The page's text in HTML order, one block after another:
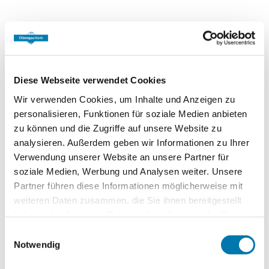
Diese Webseite verwendet Cookies
Wir verwenden Cookies, um Inhalte und Anzeigen zu
personalisieren, Funktionen für soziale Medien anbieten
zu können und die Zugriffe auf unsere Website zu
analysieren. Außerdem geben wir Informationen zu Ihrer
Verwendung unserer Website an unsere Partner für
soziale Medien, Werbung und Analysen weiter. Unsere
Partner führen diese Informationen möglicherweise mit
weiteren Daten zusammen, die Sie ihnen bereitgestellt
Notwendig
Ausstattung &
An- und Abreise
Anreise: 15:00 - 20:00 Abreise: 08:00 - 10:00
Services
Nahverkehr in der Nähe
kostenloser Parkplatz
Grundstück umzäunt
Parkplatz am Haus
Zahlungsoptionen vor Ort
Ausschließlich Barzahlung
Aktivitäten